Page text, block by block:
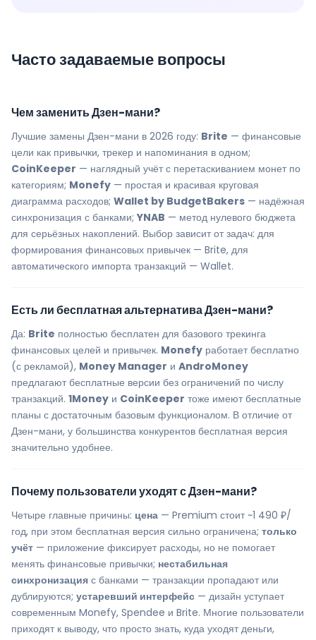
Часто задаваемые вопросы
Чем заменить Дзен-мани?
Лучшие замены Дзен-мани в 2026 году: Brite — финансовые
цели как привычки, трекер и напоминания в одном;
CoinKeeper — наглядный учёт с перетаскиванием монет по
категориям; Monefy — простая и красивая круговая
диаграмма расходов; Wallet by BudgetBakers — надёжная
синхронизация с банками;YNAB — метод нулевого бюджета
для серьёзных накоплений. Выбор зависит от задач: для
формирования финансовых привычек — Brite, для
автоматического импорта транзакций — Wallet.
Есть ли бесплатная альтернатива Дзен-мани?
Да: Brite полностью бесплатен для базового трекинга
финансовых целей и привычек. Monefy работает бесплатно
(с рекламой), Money Manager и AndroMoney
предлагают бесплатные версии без ограничений по числу
транзакций. 1Money и CoinKeeper тоже имеют бесплатные
планы с достаточным базовым функционалом. В отличие от
Дзен-мани, у большинства конкурентов бесплатная версия
значительно удобнее.
Почему пользователи уходят с Дзен-мани?
Четыре главные причины: цена — Premium стоит ~1 490 ₽/
год, при этом бесплатная версия сильно ограничена; только
учёт — приложение фиксирует расходы, но не помогает
менять финансовые привычки; нестабильная
синхронизация с банками — транзакции пропадают или
дублируются; устаревший интерфейс — дизайн уступает
современным Monefy, Spendee и Brite. Многие пользователи
приходят к выводу, что просто знать, куда уходят деньги,